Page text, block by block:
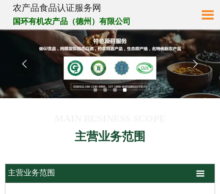
农产品食品认证服务网
国环有机农产品（德州）有限公司 
 
主营业务范围
主营业务范围 